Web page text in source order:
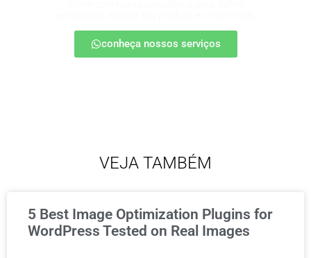
conheça nossos serviços
VEJA TAMBÉM
5 Best Image Optimization Plugins for
WordPress Tested on Real Images